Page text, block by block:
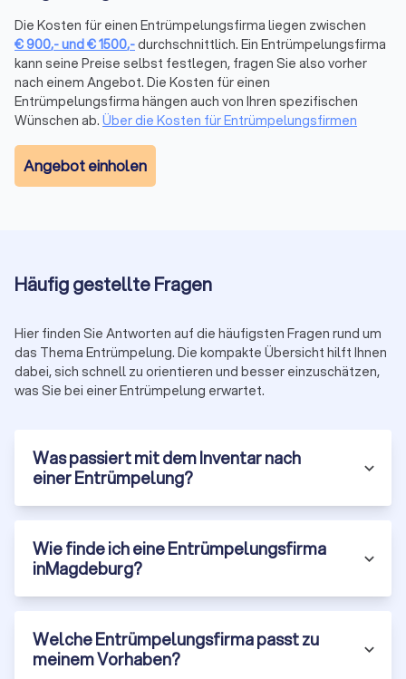
Übergabestandard.
Rechtliche Aspekte bei der Entrümpelung
Bei einer Entrümpelung gelten bestimmte gesetzliche
fachgerecht entsorgt werden. Seriöse Anbieter kennen die
Vorschriften und kümmern sich um die
empfehlenswert.
Entrümpelungsfirmen finden & vergleichen
Wenn Sie schnell, unkompliziert und transparentdie
passende Entrümpelungsfirma in Magdeburg finden
möchten, können Sie geprüfte Dienstleister auf Trustlocal
durchläuft eine manuelleQualitätsprüfung. Der aktuelle
Trustlocal-Score für Entrümpelungsanbieter liegt bei 8.5 von
Erfahrungsberichten.
Mit Trustlocal können Sie:
gezielt nach Leistungen wie Haushaltsauflösung,
Kellerentrümpelung oder Entsorgung
Anbieterprofile transparent
direktKontakt aufnehmenundIhre Anforderungen
undbis zu vier kostenlose, unverbindliche Angebote
anfordern.
Die Kosten für einen Entrümpelungsfirma liegen zwischen
€900,-und€1500,-durchschnittlich. Ein Entrümpelungsfirma
kann seine Preise selbst festlegen, fragen Sie also vorher
nach einem Angebot. Die Kosten für einen
Entrümpelungsfirma hängen auch von Ihren spezifischen
Wünschen ab. Über die Kosten für Entrümpelungsfirmen
Angebot einholen
Häufig gestellte Fragen
Hier finden Sie Antworten auf die häufigsten Fragen rund um
das Thema Entrümpelung. Die kompakte Übersicht hilft Ihnen
dabei, sich schnell zu orientieren und besser einzuschätzen,
was Sie bei einer Entrümpelung erwartet.
Was passiert mit dem Inventar nach
einer Entrümpelung?
Wie finde ich eine Entrümpelungsfirma
inMagdeburg?
Welche Entrümpelungsfirma passt zu
meinem Vorhaben?